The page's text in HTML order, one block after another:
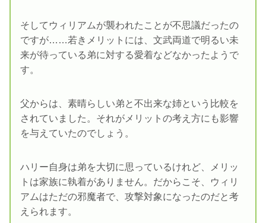
そしてウィリアムが襲われたことが不思議だったの
ですが……若きメリットには、文武両道で明るい未
来が待っている弟に対する愛着などなかったようで
す。
父からは、素晴らしい弟と不出来な姉という比較を
されていました。それがメリットの考え方にも影響
を与えていたのでしょう。
ハリー自身は弟を大切に思っているけれど、メリッ
トは家族に執着がありません。だからこそ、ウィリ
アムはただの邪魔者で、攻撃対象になったのだと考
えられます。